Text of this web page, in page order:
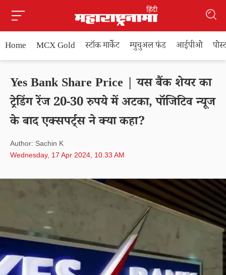
Home MCX Gold स्टॉक मार्केट म्युचुअल फंड आईपीओ
Yes Bank Share Price | यस बैंक शेयर का
ट्रेडिंग रेंज 20-30 रुपये में अटका, पॉजिटिव न्यूज
के बाद एक्सपर्ट्स ने क्या कहा?
Author: Sachin K
Wednesday, 17 Apr 2024, 10.33 AM